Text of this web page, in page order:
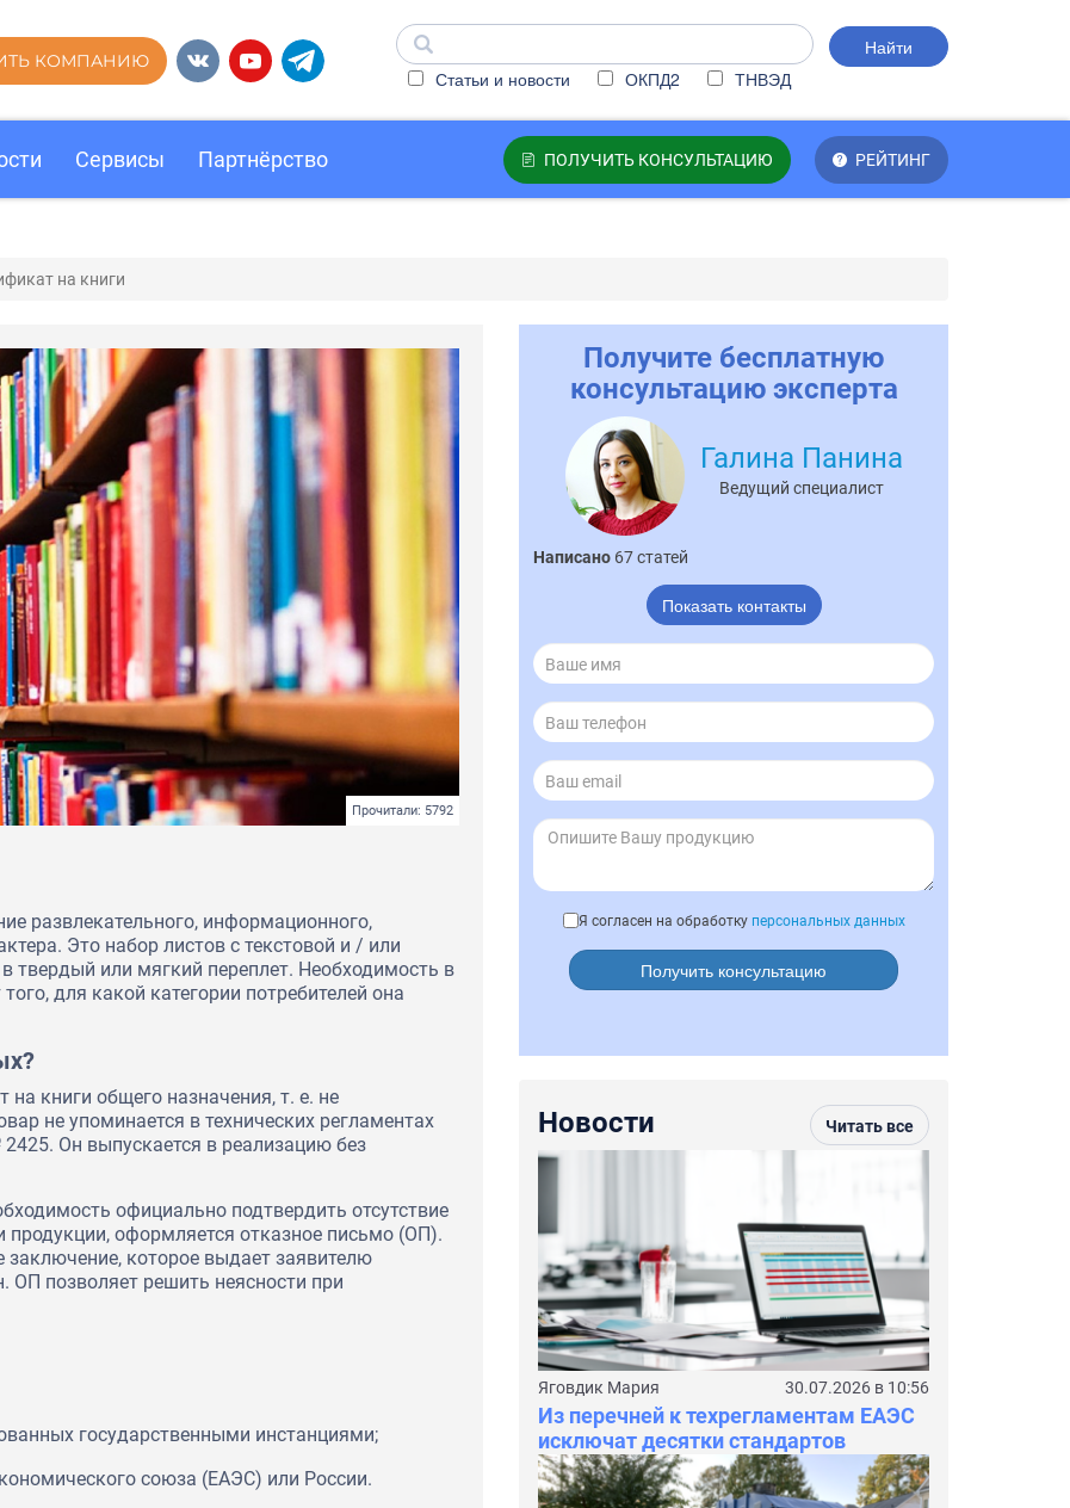
Найти
Статьи и новости
ОКПД2 ТНВЭД
КОМПАНИЮ
ПОЛУЧИТЬ КОНСУЛЬТАЦИЮ РЕЙТИНГ
Сервисы Партнёрство
на книги
Прочитали: 5792
развлекательного, информационного,
Это набор листов с текстовой и / или
твердый или мягкий переплет. Необходимость в
для какой категории потребителей она
книги общего назначения, т. е. не
не упоминается в технических регламентах
Он выпускается в реализацию без
официально подтвердить отсутствие
продукции, оформляется отказное письмо (ОП).
которое выдает заявителю
позволяет решить неясности при
государственными инстанциями;
союза (ЕАЭС) или России.
Получите бесплатную
консультацию эксперта
Галина Панина
Ведущий специалист
Написано 67 статей
Показать контакты
Я согласен на обработку персональных данных
Получить консультацию
Новости Читать все
Яговдик Мария 30.07.2026 в 10:56
Из перечней к техрегламентам ЕАЭС
исключат десятки стандартов